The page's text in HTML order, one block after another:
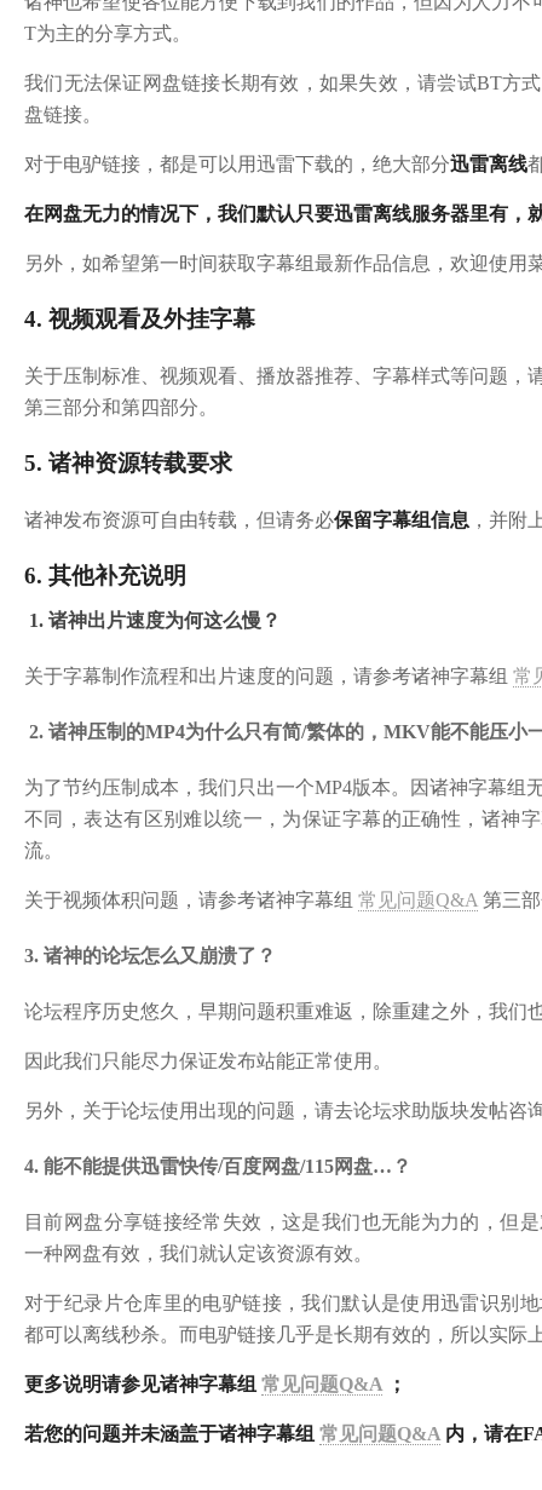
T为主的分享方式。
我们无法保证网盘链接长期有效，如果失效，请尝试BT方
盘链接。
对于电驴链接，都是可以用迅雷下载的，绝大部分迅雷离线
在网盘无力的情况下，我们默认只要迅雷离线服务器里有，
另外，如希望第一时间获取字幕组最新作品信息，欢迎使用
4. 视频观看及外挂字幕
关于压制标准、视频观看、播放器推荐、字幕样式等问题，
第三部分和第四部分。
5. 诸神资源转载要求
诸神发布资源可自由转载，但请务必保留字幕组信息 ，并附
6. 其他补充说明
1. 诸神出片速度为何这么慢？
关于字幕制作流程和出片速度的问题，请参考诸神字幕组 常
2. 诸神压制的MP4为什么只有简/繁体的，MKV能不能压小
为了节约压制成本，我们只出一个MP4版本。因诸神字幕组
不同，表达有区别难以统一，为保证字幕的正确性，诸神
流。
关于视频体积问题， 请参考诸神字幕组 常见问题Q&A 第三
3. 诸神的论坛怎么又崩溃了？
论坛程序历史悠久，早期问题积重难返，除重建之外，我们
因此我们只能尽力保证发布站能正常使用。
另外，关于论坛使用出现的问题，请去论坛求助版块发帖咨
4. 能不能提供迅雷快传/百度网盘/115网盘…？
目前网盘分享链接经常失效，这是我们也无能为力的，但
一种网盘有效，我们就认定该资源有效。
对于纪录片仓库里的电驴链接，我们默认是使用迅雷识别
都可以离线秒杀。而电驴链接几乎是长期有效的，所以实际
更多说明请参见诸神字幕组 常见问题Q&A ；
若您的问题并未涵盖于诸神字幕组 常见问题Q&A 内，请在